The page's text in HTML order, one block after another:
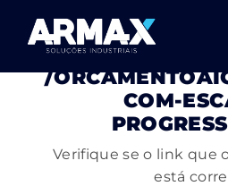
PÁGINA NÃO
/
COM-
Verifique se o link que
está